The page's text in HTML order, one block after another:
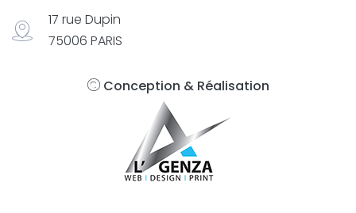
17 rue Dupin
75006 PARIS
Conception & Réalisation